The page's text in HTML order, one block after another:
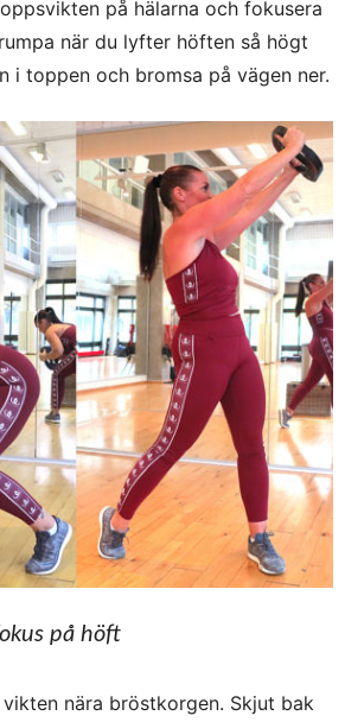
på hälarna och fokusera
när du lyfter höften så högt
i toppen och bromsa på vägen ner.
på höft
vikten nära bröstkorgen. Skjut bak